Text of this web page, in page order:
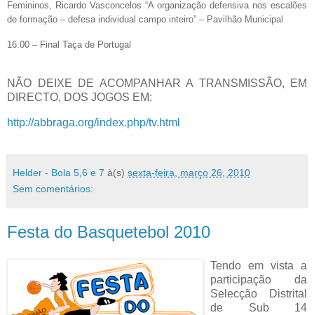
Femininos, Ricardo Vasconcelos “A organização defensiva nos escalões
de formação – defesa individual campo inteiro” – Pavilhão Municipal
16.00 – Final Taça de Portugal
NÃO DEIXE DE ACOMPANHAR A TRANSMISSÃO, EM
DIRECTO, DOS JOGOS EM:
http://abbraga.org/index.php/tv.html
Helder - Bola 5,6 e 7 à(s) sexta-feira, março 26, 2010
Sem comentários:
Festa do Basquetebol 2010
Tendo em vista a
participação da
Selecção Distrital
de Sub 14